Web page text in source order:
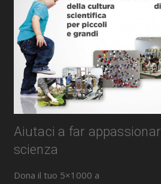
Aiutaci a far
scienza
Dona il tuo 5×1000 a